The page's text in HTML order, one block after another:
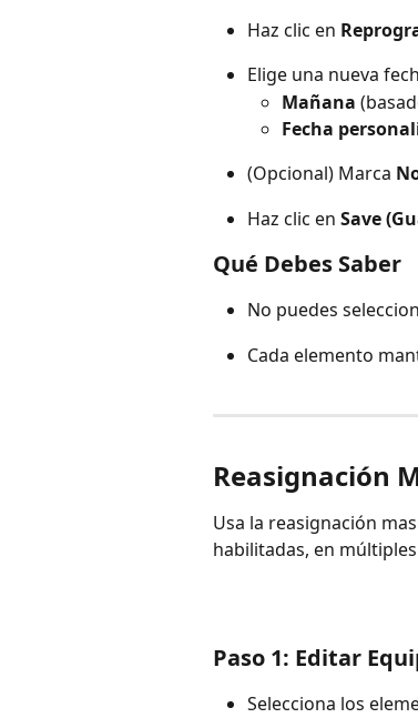
Haz clic en
Elige una nueva
Mañana
Fecha
(Opcional) Marca
Haz clic en Save
Qué Debes Saber
No puedes
Cada elemento
Reasignación
Usa la reasignación
habilitadas, en
Paso 1: Editar
Selecciona los